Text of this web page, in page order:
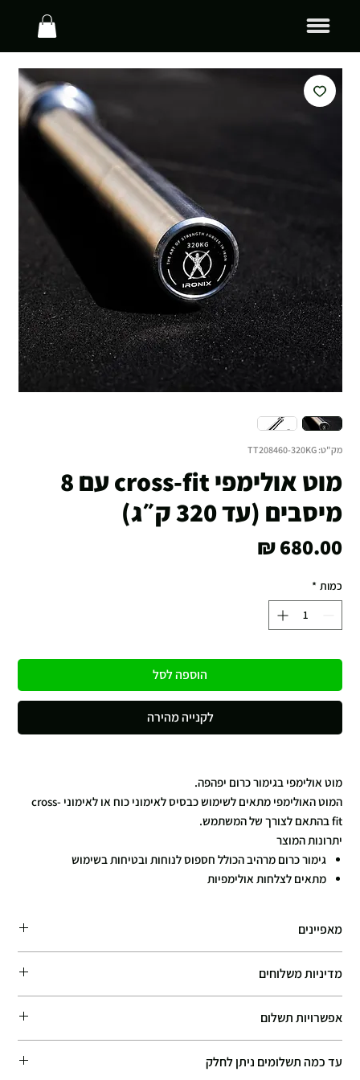
מק"ט: TT208460-320KG
מוט אולימפי cross-fit עם 8
מיסבים (עד 320 ק״ג)
‏680.00 ‏₪
כמות *
הוספה לסל
לקנייה מהירה
מוט אולימפי בגימור כרום יפהפה.
המוט האולימפי מתאים לשימוש כבסיס לאימוני כוח או לאימוני cross-
fit בהתאם לצורך של המשתמש.
יתרונות המוצר
גימור כרום מרהיב הכולל חספוס לנוחות ובטיחות בשימוש
מתאים לצלחות אולימפיות
מאפיינים
משקל מירבי: 890 ק"ג
משקל עצמי: 20 ק"ג
מדיניות משלוחים
אנו עושים את מירב המאמצים לספק את ההזמנות במהירות האפשרית,
ובמקרים רבים ההזמנה תגיע מוקדם יותר מזמן האספקה המשוער.
עלות המשלוח מחושבת באופן אוטומטי בעמוד התשלום (Checkout), בהתאם
למוצרים שנבחרו ולהזמנה.
אפשרויות תשלום
תשלום באמצעות PayPal, Apple pay, google pay
עד כמה תשלומים ניתן לחלק